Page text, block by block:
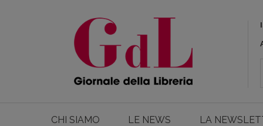
CHI SIAMO LE NEWS LA